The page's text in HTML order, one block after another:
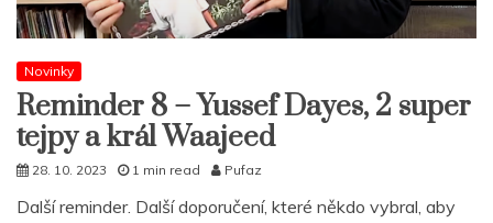
Novinky
Reminder 8 – Yussef Dayes, 2 super
tejpy a král Waajeed
28. 10. 2023 1 min read Pufaz
Další reminder. Další doporučení, které někdo vybral, aby